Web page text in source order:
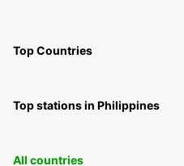
Top Countries
Top stations in Philippines
All countries